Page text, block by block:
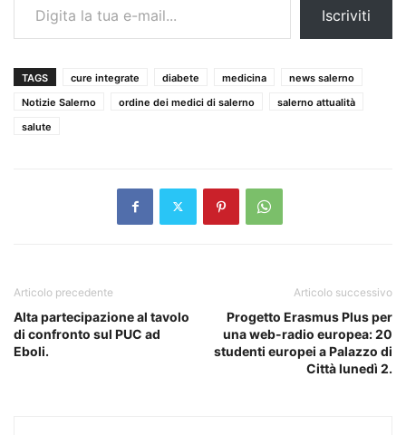
Iscriviti
TAGS cure integrate diabete medicina
news salerno
Notizie Salerno
ordine dei medici di salerno
salerno attualità
salute
Articolo precedente
Alta partecipazione al tavolo
di confronto sul PUC ad
Eboli.
Articolo successivo
Progetto Erasmus Plus per
una web-radio europea: 20
studenti europei a Palazzo di
Città lunedì 2.